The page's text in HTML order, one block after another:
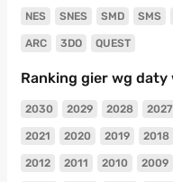
NES SNES SMD SMS
ARC 3DO QUEST
Ranking gier wg daty
2030 2029 2028 2027
2021 2020 2019 2018
2012 2011 2010 2009